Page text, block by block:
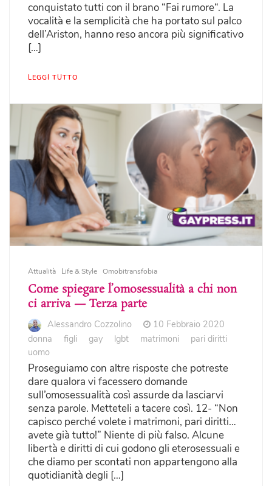
conquistato tutti con il brano “Fai rumore“. La
vocalità e la semplicità che ha portato sul palco
dell’Ariston, hanno reso ancora più significativo
[…]
LEGGI TUTTO
Attualità Life & Style Omobitransfobia
Come spiegare l’omosessualità a chi non
ci arriva — Terza parte
Alessandro Cozzolino
10 Febbraio 2020
donna
figli gay lgbt matrimoni
pari diritti
uomo
Proseguiamo con altre risposte che potreste
dare qualora vi facessero domande
sull’omosessualità così assurde da lasciarvi
senza parole. Metteteli a tacere così. 12- “Non
capisco perché volete i matrimoni, pari diritti…
avete già tutto!” Niente di più falso. Alcune
libertà e diritti di cui godono gli eterosessuali e
che diamo per scontati non appartengono alla
quotidianità degli […]